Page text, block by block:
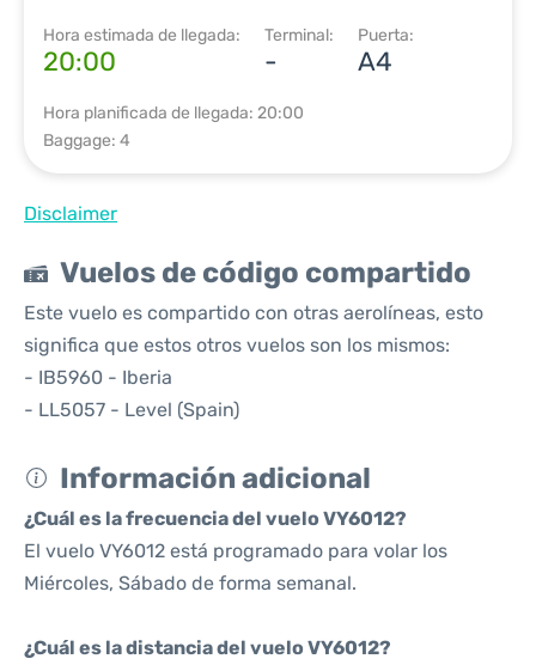
Hora estimada de llegada:
20:00
Terminal:
-
Puerta:
A4
Hora planificada de llegada: 20:00
Baggage: 4
Disclaimer
Vuelos de código compartido
Este vuelo es compartido con otras aerolíneas, esto
significa que estos otros vuelos son los mismos:
- IB5960 - Iberia
- LL5057 - Level (Spain)
Información adicional
¿Cuál es la frecuencia del vuelo VY6012?
El vuelo VY6012 está programado para volar los
Miércoles, Sábado de forma semanal.
¿Cuál es la distancia del vuelo VY6012?